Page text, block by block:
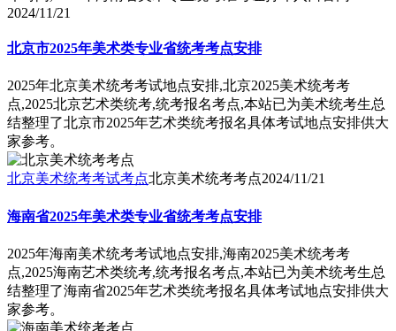
2024/11/21
北京市2025年美术类专业省统考考点安排
2025年北京美术统考考试地点安排,北京2025美术统考考
点,2025北京艺术类统考,统考报名考点,本站已为美术统考生总
结整理了北京市2025年艺术类统考报名具体考试地点安排供大
家参考。
北京美术统考考试考点北京美术统考考点2024/11/21
海南省2025年美术类专业省统考考点安排
2025年海南美术统考考试地点安排,海南2025美术统考考
点,2025海南艺术类统考,统考报名考点,本站已为美术统考生总
结整理了海南省2025年艺术类统考报名具体考试地点安排供大
家参考。